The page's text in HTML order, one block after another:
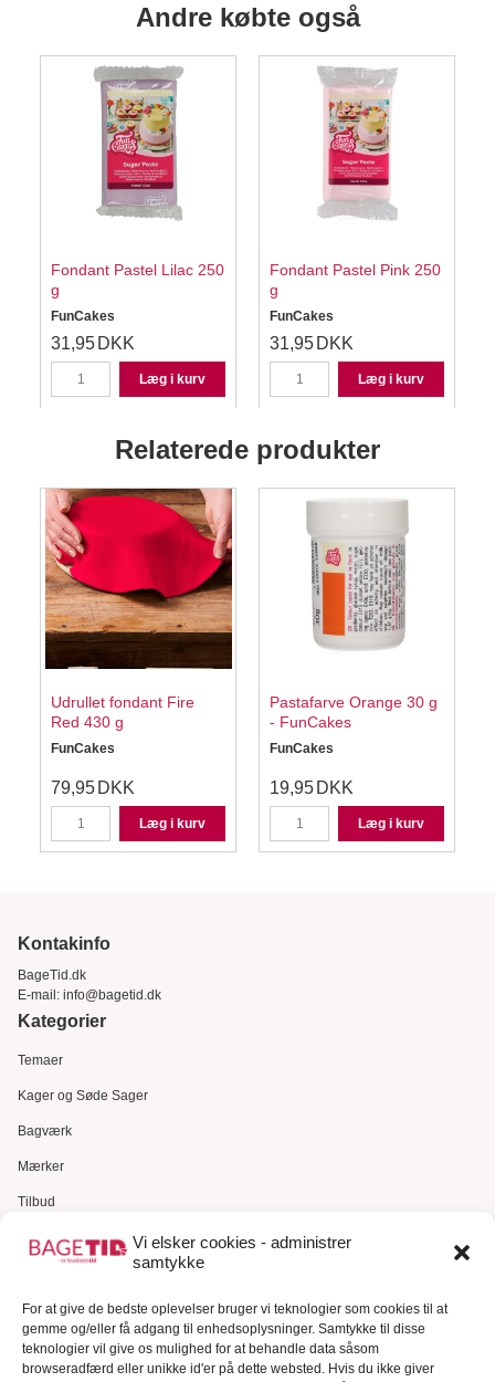
Vi elsker cookies - administrer
samtykke
For at give de bedste oplevelser bruger vi teknologier som cookies til at
gemme og/eller få adgang til enhedsoplysninger. Samtykke til disse
teknologier vil give os mulighed for at behandle data såsom
browseradfærd eller unikke id'er på dette websted. Hvis du ikke giver
Andre købte også
Fondant Pastel Lilac 250
g
FunCakes
31,95 DKK
Læg i kurv
Fondant Pastel Pink 250
g
FunCakes
31,95 DKK
Læg i kurv
Relaterede produkter
Udrullet fondant Fire
Red 430 g
FunCakes
79,95 DKK
Læg i kurv
Pastafarve Orange 30 g
- FunCakes
FunCakes
19,95 DKK
Læg i kurv
Kontakinfo
BageTid.dk
E-mail: info@bagetid.dk
Kategorier
Temaer
Kager og Søde Sager
Bagværk
Mærker
Tilbud
Gavekort
Kundeservice
Kundeservice
FAQ – Ofte stillede spørgsmål